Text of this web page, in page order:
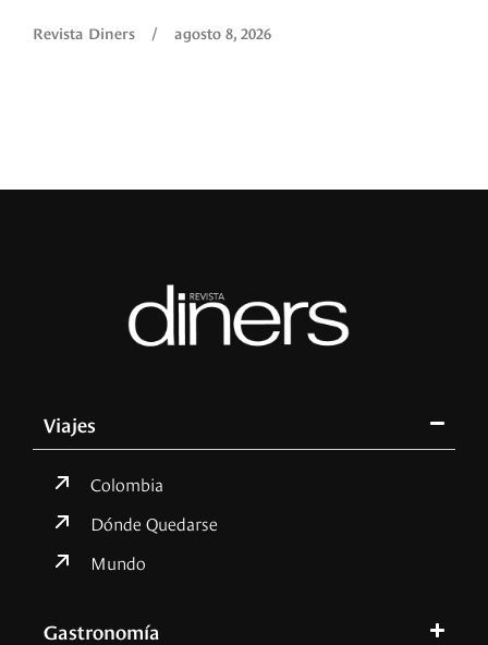
Revista Diners / agosto 8, 2026
Viajes
Colombia
Dónde Quedarse
Mundo
Gastronomía